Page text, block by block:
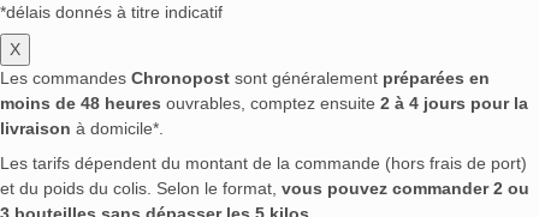
*délais donnés à titre indicatif
X
Les commandes Chronopost sont généralement préparées en
moins de 48 heures ouvrables, comptez ensuite 2 à 4 jours pour la
livraison à domicile*.
Les tarifs dépendent du montant de la commande (hors frais de port)
et du poids du colis. Selon le format, vous pouvez commander 2 ou